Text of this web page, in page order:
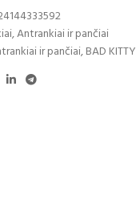
,Antrankiai ir pančiai
ir pančiai,BAD KITTY